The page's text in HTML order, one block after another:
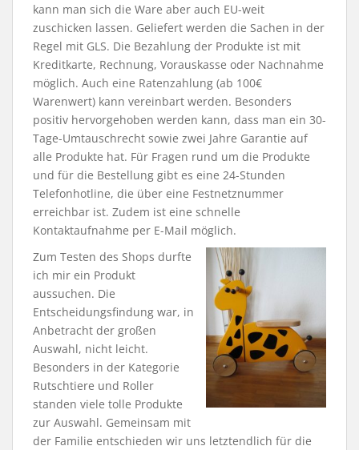
kann man sich die Ware aber auch EU-weit
zuschicken lassen. Geliefert werden die Sachen in der
Regel mit GLS. Die Bezahlung der Produkte ist mit
Kreditkarte, Rechnung, Vorauskasse oder Nachnahme
möglich. Auch eine Ratenzahlung (ab 100€
Warenwert) kann vereinbart werden. Besonders
positiv hervorgehoben werden kann, dass man ein 30-
Tage-Umtauschrecht sowie zwei Jahre Garantie auf
alle Produkte hat. Für Fragen rund um die Produkte
und für die Bestellung gibt es eine 24-Stunden
Telefonhotline, die über eine Festnetznummer
erreichbar ist. Zudem ist eine schnelle
Kontaktaufnahme per E-Mail möglich.
Zum Testen des Shops durfte
ich mir ein Produkt
aussuchen. Die
Entscheidungsfindung war, in
Anbetracht der großen
Auswahl, nicht leicht.
Besonders in der Kategorie
Rutschtiere und Roller
standen viele tolle Produkte
zur Auswahl. Gemeinsam mit
der Familie entschieden wir uns letztendlich für die